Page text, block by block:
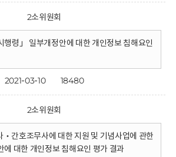
2소위원회
행령」 일부개정안에 대한 개인정보 침해요인
2021-03-10 18480
2소위원회
‧간호조무사에 대한 지원 및 기념사업에 관한
에 대한 개인정보 침해요인 평가 결과